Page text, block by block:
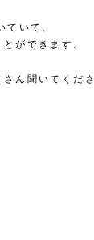
いて、
ができます。
ん聞いてくださ